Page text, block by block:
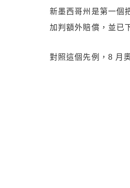
新墨西哥州是第一個
加判額外賠償，並已
對照這個先例，8 月